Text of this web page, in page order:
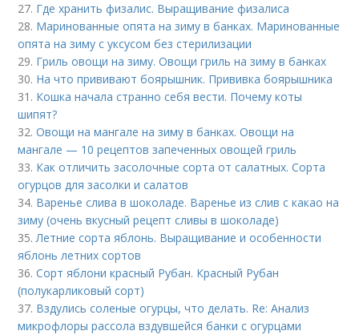
27. Где хранить физалис. Выращивание физалиса
28. Маринованные опята на зиму в банках. Маринованные
опята на зиму с уксусом без стерилизации
29. Гриль овощи на зиму. Овощи гриль на зиму в банках
30. На что прививают боярышник. Прививка боярышника
31. Кошка начала странно себя вести. Почему коты
шипят?
32.Овощи на мангале на зиму в банках. Овощи на
мангале — 10 рецептов запеченных овощей гриль
33. Как отличить засолочные сорта от салатных. Сорта
огурцов для засолки и салатов
34. Варенье слива в шоколаде. Варенье из слив с какао на
зиму (очень вкусный рецепт сливы в шоколаде)
35.Летние сорта яблонь. Выращивание и особенности
яблонь летних сортов
36.Сорт яблони красный Рубан. Красный Рубан
(полукарликовый сорт)
37. Вздулись соленые огурцы, что делать. Re: Анализ
микрофлоры рассола вздувшейся банки с огурцами